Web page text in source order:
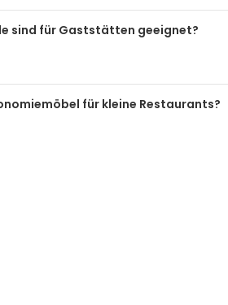
sind für Gaststätten geeignet?
für kleine Restaurants?